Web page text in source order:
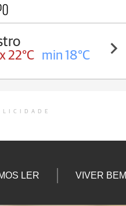
21°C min 18°C
LER VIVER BEM